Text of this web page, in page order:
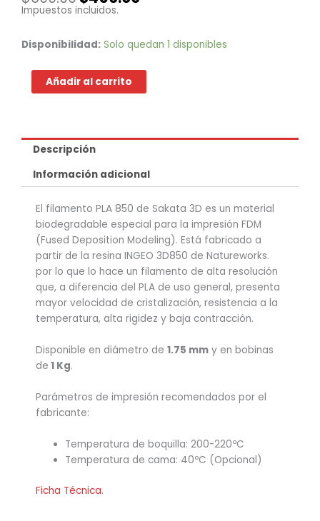
precio
era: es:
Impuestos incluidos.
Disponibilidad: Solo quedan 1 disponibles
PLA
Amarillo
Añadir al carrito
Descripción
Información adicional
El filamento PLA 850 de Sakata 3D es un material
biodegradable especial para la impresión FDM
(Fused Deposition Modeling). Está fabricado a
partir de la resina INGEO 3D850 de Natureworks.
por lo que lo hace un filamento de alta resolución
que, a diferencia del PLA de uso general, presenta
mayor velocidad de cristalización, resistencia a la
temperatura, alta rigidez y baja contracción.
Disponible en diámetro de 1.75 mm y en bobinas
de 1 Kg.
Parámetros de impresión recomendados por el
fabricante:
Temperatura de boquilla: 200-220ºC
Temperatura de cama: 40ºC (Opcional)
Ficha Técnica.